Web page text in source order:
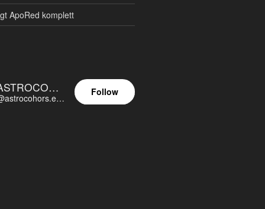
ApoRed komplett
ASTROCOHORS EUNOIA ULTIMA
@astrocohors.eu@astrocohors.eu
Follow